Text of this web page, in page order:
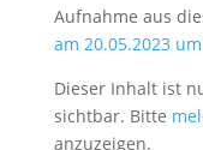
Aufnahme aus
am 20.05.2023
Dieser Inhalt ist
sichtbar. Bitte
anzuzeigen.